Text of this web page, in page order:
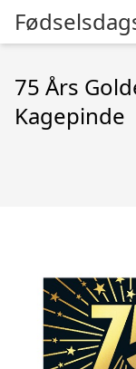
75 Års
Kagepinde